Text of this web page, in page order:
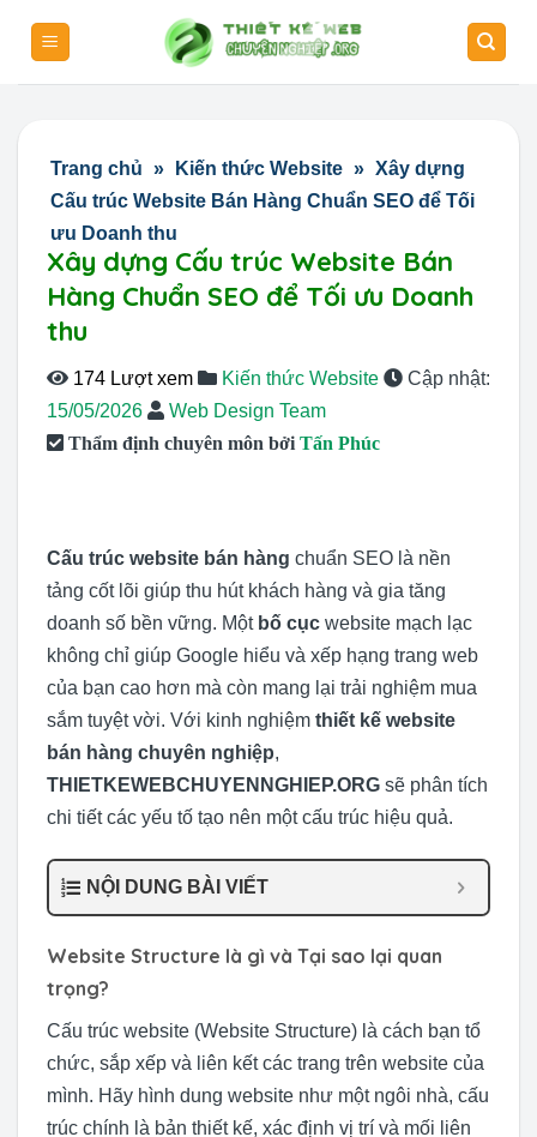
content
Trang chủ » Kiến thức Website » Xây dựng
Cấu trúc Website Bán Hàng Chuẩn SEO để Tối
ưu Doanh thu
Xây dựng Cấu trúc Website Bán
Hàng Chuẩn SEO để Tối ưu Doanh
thu
174 Lượt xem Kiến thức Website
Cập nhật:
15/05/2026
Web Design Team
Thẩm định chuyên môn bởi Tấn Phúc
Cấu trúc website bán hàng chuẩn SEO là nền
tảng cốt lõi giúp thu hút khách hàng và gia tăng
doanh số bền vững. Một bố cục website mạch lạc
không chỉ giúp Google hiểu và xếp hạng trang web
của bạn cao hơn mà còn mang lại trải nghiệm mua
sắm tuyệt vời. Với kinh nghiệm thiết kế website
bán hàng chuyên nghiệp,
THIETKEWEBCHUYENNGHIEP.ORG sẽ phân tích
chi tiết các yếu tố tạo nên một cấu trúc hiệu quả.
NỘI DUNG BÀI VIẾT
Website Structure là gì và Tại sao lại quan
trọng?
Cấu trúc website (Website Structure) là cách bạn tổ
chức, sắp xếp và liên kết các trang trên website của
mình. Hãy hình dung website như một ngôi nhà, cấu
trúc chính là bản thiết kế, xác định vị trí và mối liên